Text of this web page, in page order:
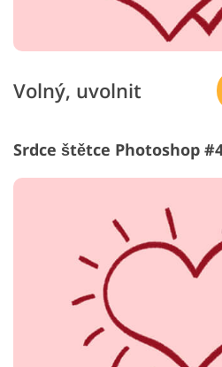
Volný, uvolnit
Srdce štětce Photoshop